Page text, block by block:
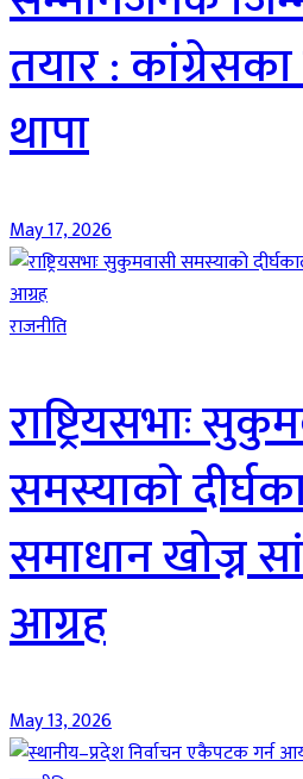
तयार :
थापा
May 17, 2026
राजनीति
राष्ट्रियसभाः
समस्याको
समाधान खोज्न
आग्रह
May 13, 2026